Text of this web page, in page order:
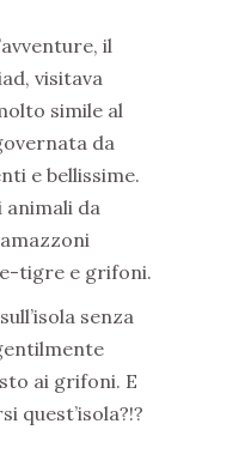
il
visitava
simile al
da
e bellissime.
animali da
tigre e grifoni.
senza
ai grifoni. E
quest’isola?!?